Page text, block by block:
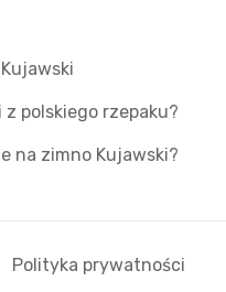
polskiego rzepaku?
na zimno Kujawski?
Polityka prywatności